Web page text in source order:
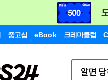
중고샵 eBook 크레마클럽